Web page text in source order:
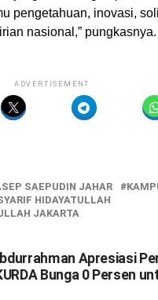
pengetahuan, inovasi,
nasional,” pungkasnya.
ADVERTISEMENT
SAEPUDIN JAHAR
HIDAYATULLAH
JAKARTA
Apresiasi
Bunga 0 Persen